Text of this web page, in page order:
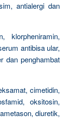
antialergi dan
klorpheniramin,
antibisa ular,
dan penghambat
cimetidin,
oksitosin,
diuretik,